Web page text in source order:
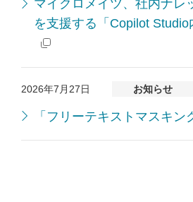
マイクロメイツ、社内ナレ
を支援する「Copilot
2026年7月27日 お知らせ
「フリーテキストマスキ